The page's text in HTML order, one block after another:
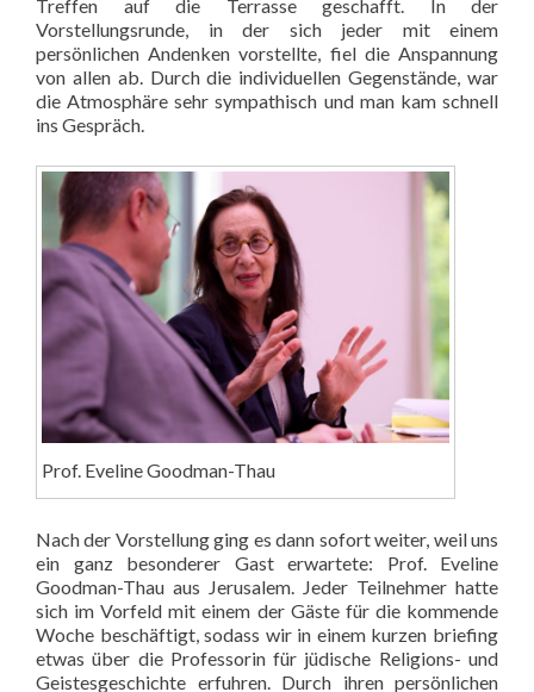
Treffen auf die Terrasse geschafft. In der
Vorstellungsrunde, in der sich jeder mit einem
persönlichen Andenken vorstellte, fiel die Anspannung
von allen ab. Durch die individuellen Gegenstände, war
die Atmosphäre sehr sympathisch und man kam schnell
ins Gespräch.
Prof. Eveline Goodman-Thau
Nach der Vorstellung ging es dann sofort weiter, weil uns
ein ganz besonderer Gast erwartete: Prof. Eveline
Goodman-Thau aus Jerusalem. Jeder Teilnehmer hatte
sich im Vorfeld mit einem der Gäste für die kommende
Woche beschäftigt, sodass wir in einem kurzen briefing
etwas über die Professorin für jüdische Religions- und
Geistesgeschichte erfuhren. Durch ihren persönlichen